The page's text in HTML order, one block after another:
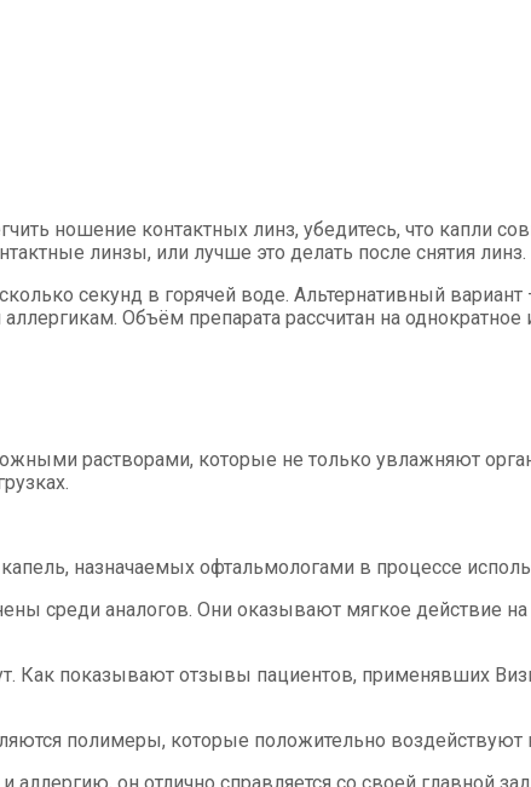
ношение контактных линз, убедитесь, что капли
линзы, или лучше это делать после снятия линз.
секунд в горячей воде. Альтернативный
Объём препарата рассчитан на
растворами, которые не только увлажняют
назначаемых офтальмологами в процессе
среди аналогов. Они оказывают мягкое действие на
Как показывают отзывы пациентов, применявших
полимеры, которые положительно воздействуют